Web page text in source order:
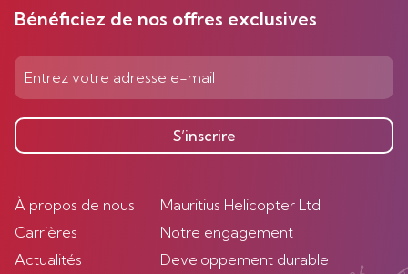
Bénéficiez de nos offres exclusives
S’inscrire
À propos de nous
Carrières
Actualités
Mauritius Helicopter Ltd
Notre engagement
Developpement durable